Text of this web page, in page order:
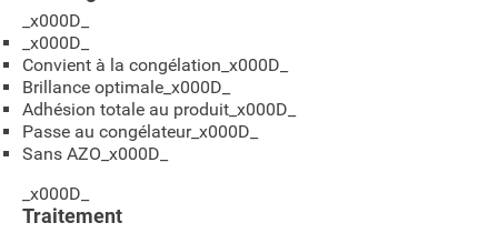
_x000D_
_x000D_
Convient à la congélation_x000D_
Brillance optimale_x000D_
Adhésion totale au produit_x000D_
Passe au congélateur_x000D_
Sans AZO_x000D_
_x000D_
Traitement